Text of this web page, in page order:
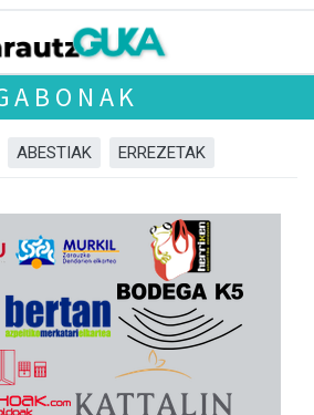
ABESTIAK ERREZETAK